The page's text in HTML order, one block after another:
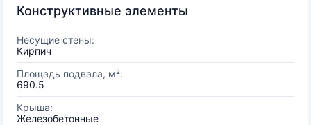
Конструктивные элементы
Несущие стены:
Кирпич
Площадь подвала, м²:
690.5
Крыша:
Железобетонные